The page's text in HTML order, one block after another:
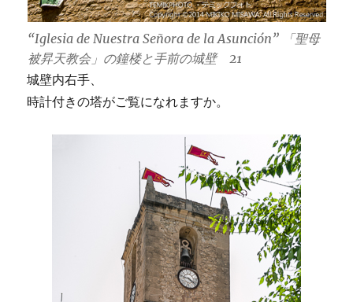
“Iglesia de Nuestra Señora de la Asunción” 「聖母
被昇天教会」の鐘楼と手前の城壁 21
城壁内右手、
時計付きの塔がご覧になれますか。